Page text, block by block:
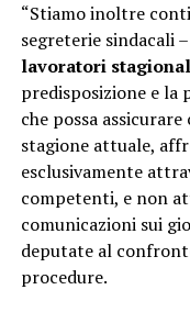
“Stiamo inoltre
segreterie sindacali
lavoratori
predisposizione e la
che possa
stagione attuale,
esclusivamente
competenti, e non
comunicazioni sui
deputate al
procedure.